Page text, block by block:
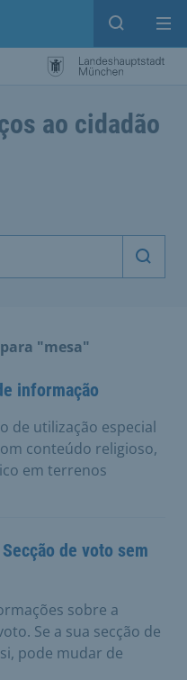
Open
ao cidadão
"mesa"
informação
de utilização especial
conteúdo religioso,
em terrenos
de voto sem
sobre a
Se a sua secção de
pode mudar de